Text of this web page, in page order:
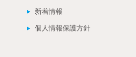
新着情報
個人情報保護方針